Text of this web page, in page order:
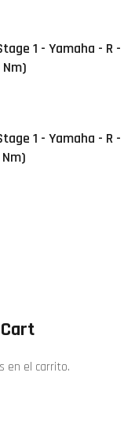
1 - Yamaha - R -
Nm)
1 - Yamaha - R -
en el carrito.